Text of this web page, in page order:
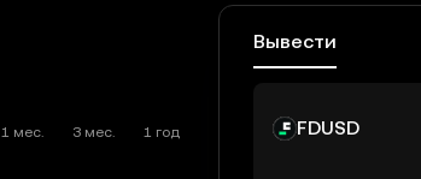
1 мес. 3 мес. 1 год
Вывести
FDUSD